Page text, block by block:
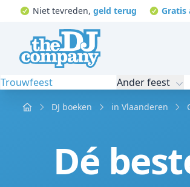
Niet tevreden, geld terug Gratis
Trouwfeest Ander feest
Home DJ boeken in Vlaanderen
Dé